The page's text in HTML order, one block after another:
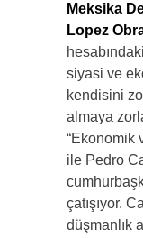
Meksika
Lopez
siyasi ve
kendisini
almaya
“Ekonomik
ile Pedro
çatışıyor.
düşmanlık